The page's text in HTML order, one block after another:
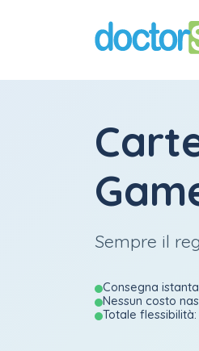
Sempre il
Consegna
Nessun costo
Totale